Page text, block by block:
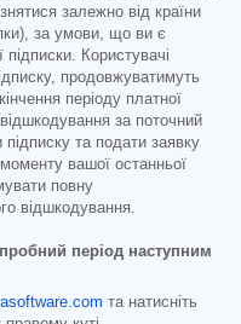
залежно від країни
за умови, що ви є
Користувачі
продовжуватимуть
періоду платної
за поточний
підписку та подати заявку
вашої останньої
повну
відшкодування.
період наступним
та натисніть